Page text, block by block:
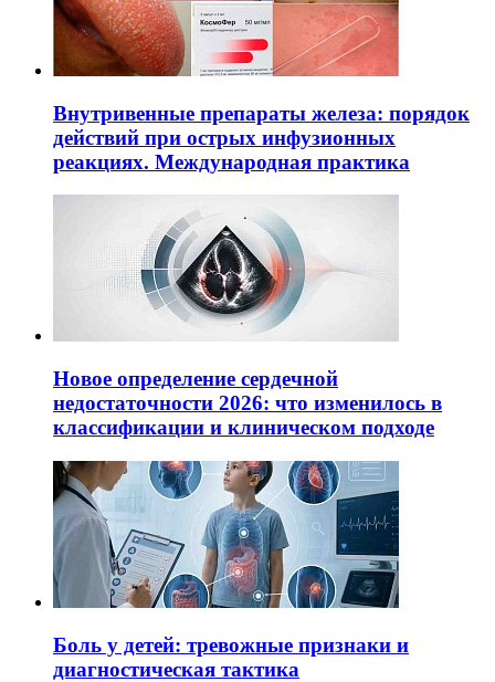
Внутривенные препараты железа: порядок
действий при острых инфузионных
реакциях. Международная практика
Новое определение сердечной
недостаточности 2026: что изменилось в
классификации и клиническом подходе
Боль у детей: тревожные признаки и
диагностическая тактика